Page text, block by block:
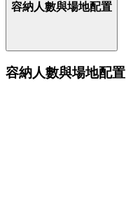
容納人數與場地配置
容納人數與場地配置